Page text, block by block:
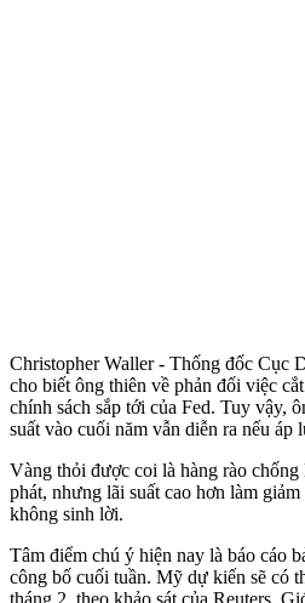
Christopher Waller - Thống đốc Cục
cho biết ông thiên về phản đối việc
chính sách sắp tới của Fed. Tuy vậy,
suất vào cuối năm vẫn diễn ra nếu áp
Vàng thỏi được coi là hàng rào
phát, nhưng lãi suất cao hơn làm giảm
không sinh lời.
Tâm điểm chú ý hiện nay là báo cáo
công bố cuối tuần. Mỹ dự kiến sẽ có
tháng 2, theo khảo sát của Reuters.